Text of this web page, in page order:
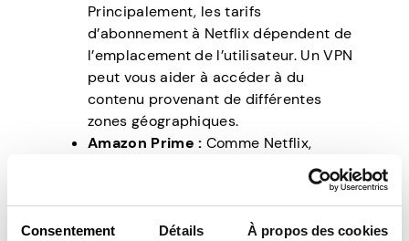
Consentement Détails À propos des cookies
Principalement, les tarifs
d’abonnement à Netflix dépendent de
l’emplacement de l’utilisateur. Un VPN
peut vous aider à accéder à du
contenu provenant de différentes
zones géographiques.
Amazon Prime : Comme Netflix,
Amazon Prime a des restrictions
strictes en matière de contenu, et les
clients de certains pays doivent payer
plus cher pour accéder au contenu en